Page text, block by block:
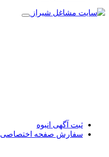
ثبت آگهی انبوه
سفارش صفحه اختصاصی